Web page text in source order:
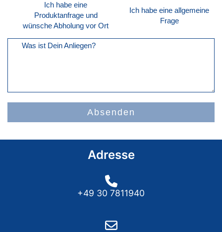
Ich habe eine
Produktanfrage und
wünsche Abholung vor Ort
Ich habe eine allgemeine
Frage
Was ist Dein Anliegen?
Absenden
Adresse
+49 30 7811940